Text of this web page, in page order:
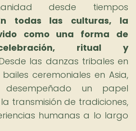
desde tiempos
todas las culturas, la
como una forma de
ritual y
las danzas tribales en
ceremoniales en Asia,
un papel
transmisión de tradiciones,
humanas a lo largo